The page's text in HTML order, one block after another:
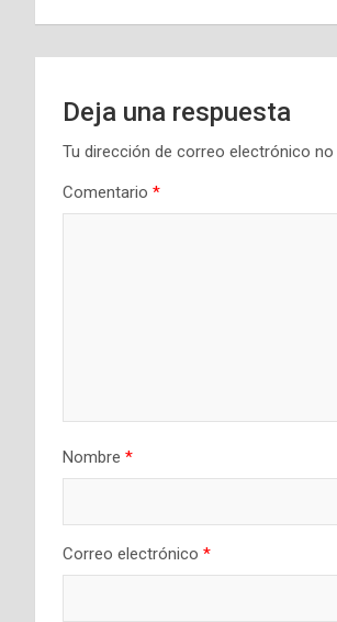
entradas
Deja una respuesta
Tu dirección de correo electrónico no
Comentario *
Nombre *
Correo electrónico *